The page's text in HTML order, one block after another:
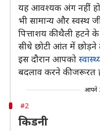
यह आवश्यक अंग नहीं
भी सामान्य और स्वस्थ
पित्ताशय की थैली हटने
सीधे छोटी आंत में छोड़ने
इस दौरान आपको
बदलाव करने की जरूरत
आपने
#2
किडनी